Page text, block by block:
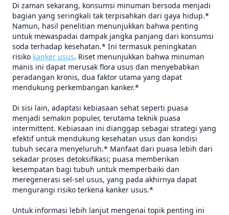
Di zaman sekarang, konsumsi minuman bersoda menjadi
bagian yang seringkali tak terpisahkan dari gaya hidup.*
Namun, hasil penelitian menunjukkan bahwa penting
untuk mewaspadai dampak jangka panjang dari konsumsi
soda terhadap kesehatan.* Ini termasuk peningkatan
risiko kanker usus. Riset menunjukkan bahwa minuman
manis ini dapat merusak flora usus dan menyebabkan
peradangan kronis, dua faktor utama yang dapat
mendukung perkembangan kanker.*
Di sisi lain, adaptasi kebiasaan sehat seperti puasa
menjadi semakin populer, terutama teknik puasa
intermittent. Kebiasaan ini dianggap sebagai strategi yang
efektif untuk mendukung kesehatan usus dan kondisi
tubuh secara menyeluruh.* Manfaat dari puasa lebih dari
sekadar proses detoksifikasi; puasa memberikan
kesempatan bagi tubuh untuk memperbaiki dan
meregenerasi sel-sel usus, yang pada akhirnya dapat
mengurangi risiko terkena kanker usus.*
Untuk informasi lebih lanjut mengenai topik penting ini